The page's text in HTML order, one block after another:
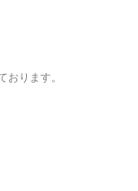
おります。